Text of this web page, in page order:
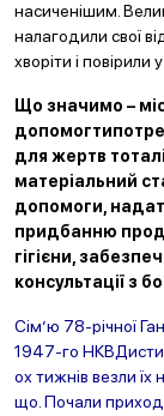
насиченішим.
налагодили свої
хворіти і повірили
Що значимо –
для жертв
матеріальний
допомоги,
придбанню
гігієни,
консультації з
Сім’ю 78-річної
1947-го НКВДисти
ох тижнів везли їх
що. Почали